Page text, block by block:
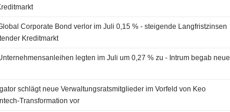
Corporate Bond verlor im Juli 0,15 % - steigende Langfristzinsen
Kreditmarkt
legten im Juli um 0,27 % zu - Intrum begab neue
schlägt neue Verwaltungsratsmitglieder im Vorfeld von Keo
Transformation vor